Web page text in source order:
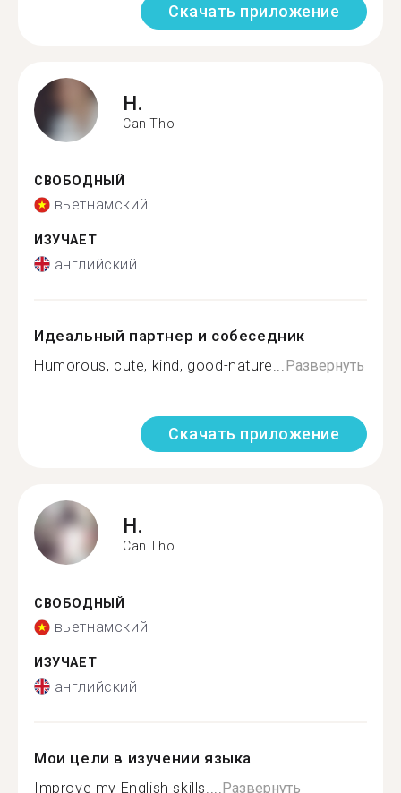
Скачать приложение
H.
Can Tho
СВОБОДНЫЙ
вьетнамский
ИЗУЧАЕТ
английский
Идеальный партнер и собеседник
Humorous, cute, kind, good-nature... Развернуть
Скачать приложение
H.
Can Tho
СВОБОДНЫЙ
вьетнамский
ИЗУЧАЕТ
английский
Мои цели в изучении языка
Improve my English skills.... Развернуть